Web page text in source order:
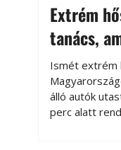
Extrém
tanács,
autónkat
károktól
Ismét extrém
álló autók
perc alatt